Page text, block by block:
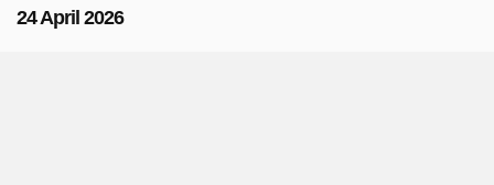
24 April 2026